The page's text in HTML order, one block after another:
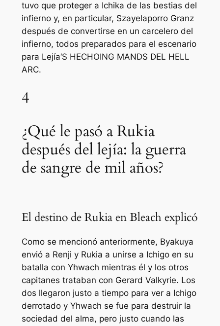
tuvo que proteger a Ichika de las bestias del
infierno y, en particular, Szayelaporro Granz
después de convertirse en un carcelero del
infierno, todos preparados para el escenario
para Lejía‘S HECHOING MANDS DEL HELL
ARC.
4
¿Qué le pasó a Rukia
después del lejía: la guerra
de sangre de mil años?
El destino de Rukia en Bleach explicó
Como se mencionó anteriormente, Byakuya
envió a Renji y Rukia a unirse a Ichigo en su
batalla con Yhwach mientras él y los otros
capitanes trataban con Gerard Valkyrie. Los
dos llegaron justo a tiempo para ver a Ichigo
derrotado y Yhwach se fue para destruir la
sociedad del alma, pero justo cuando las